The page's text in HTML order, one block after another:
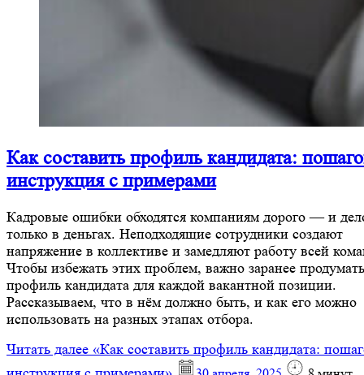
Как составить профиль кандидата:
инструкция с примерами
Кадровые ошибки обходятся компаниям дорого — и
только в деньгах. Неподходящие сотрудники создают
напряжение в коллективе и замедляют работу всей
Чтобы избежать этих проблем, важно заранее продумать
профиль кандидата для каждой вакантной позиции.
Рассказываем, что в нём должно быть, и как его можно
использовать на разных этапах отбора.
Читать далее «Как составить профиль кандидата: